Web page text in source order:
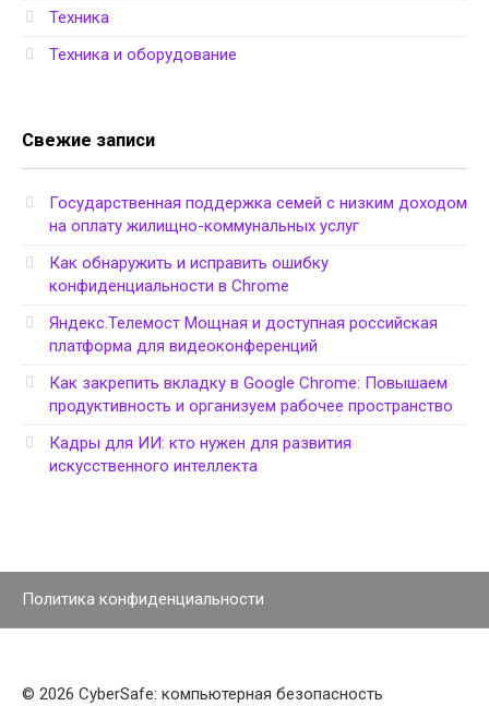
Техника
Техника и оборудование
Свежие записи
Государственная поддержка семей с низким доходом
на оплату жилищно-коммунальных услуг
Как обнаружить и исправить ошибку
конфиденциальности в Chrome
Яндекс.Телемост Мощная и доступная российская
платформа для видеоконференций
Как закрепить вкладку в Google Chrome: Повышаем
продуктивность и организуем рабочее пространство
Кадры для ИИ: кто нужен для развития
искусственного интеллекта
Политика конфиденциальности
© 2026 CyberSafe: компьютерная безопасность